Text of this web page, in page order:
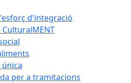
d'integració
per a tramitacions